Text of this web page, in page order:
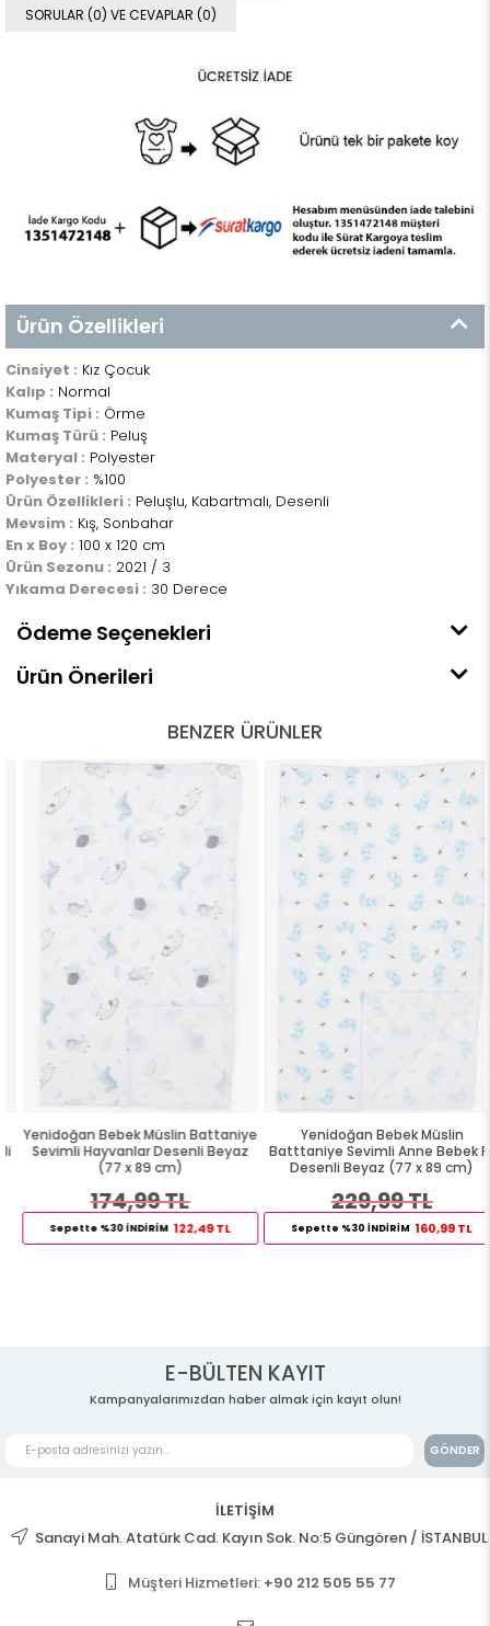
SORULAR (0) VE CEVAPLAR (0)
Ürün Özellikleri
Cinsiyet : Kız Çocuk
Kalıp : Normal
Kumaş Tipi : Örme
Kumaş Türü : Peluş
Materyal : Polyester
Polyester : %100
Ürün Özellikleri : Peluşlu, Kabartmalı, Desenli
Mevsim : Kış, Sonbahar
En x Boy : 100 x 120 cm
Ürün Sezonu : 2021 / 3
Yıkama Derecesi : 30 Derece
Ödeme Seçenekleri
Ürün Önerileri
BENZER ÜRÜNLER
Yenidoğan Bebek Müslin Battaniye
Sevimli Hayvanlar Desenli Beyaz
(77 x 89 cm)
174,99 TL
Sepette %30 İNDİRİM 122,49 TL
Yenidoğan Bebek Müslin
Batttaniye Sevimli Anne Bebek Fil
Desenli Beyaz (77 x 89 cm)
229,99 TL
Sepette %30 İNDİRİM 160,99 TL
E-BÜLTEN KAYIT
Kampanyalarımızdan haber almak için kayıt olun!
GÖNDER
İLETİŞİM
Sanayi Mah. Atatürk Cad. Kayın Sok. No:5 Güngören / İSTANBUL
Müşteri Hizmetleri: +90 212 505 55 77